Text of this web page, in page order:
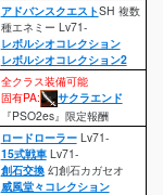
アドバンスクエストSH 複数
種エネミー Lv71-
レボルシオコレクション
レボルシオコレクション2
全クラス装備可能
固有PA:
サクラエンド
『PSO2es』限定報酬
ロードローラーLv71-
15式戦車Lv71-
創石交換幻創石カガセオ
威風堂々コレクション